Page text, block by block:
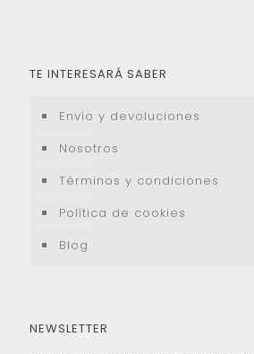
TE INTERESARÁ SABER
Envío y devoluciones
Nosotros
Términos y condiciones
Política de cookies
Blog
NEWSLETTER